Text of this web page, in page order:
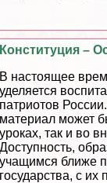
Конституция –
В настоящее
уделяется
патриотов
материал может
уроках, так и во
Доступность,
учащимся ближе
государства, с